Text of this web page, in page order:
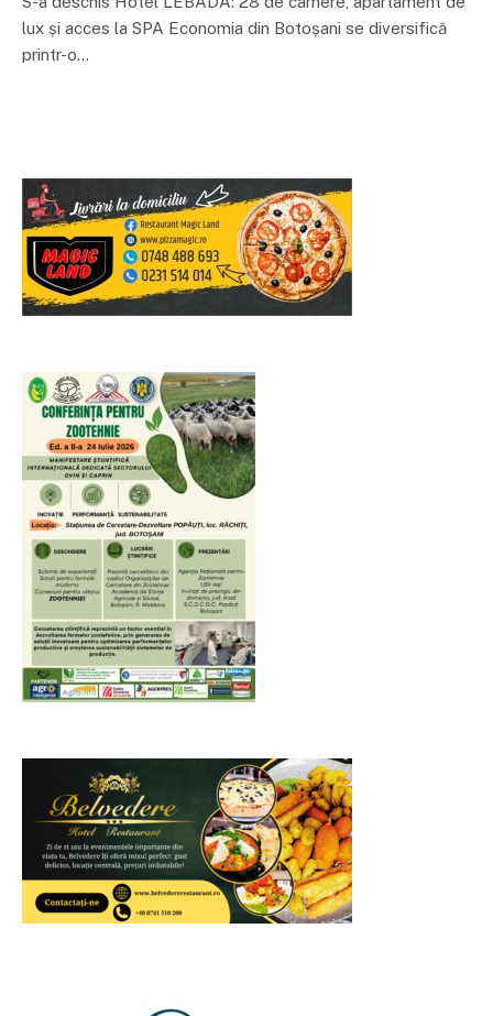
lux și acces la SPA Economia din Botoșani se diversifică
printr-o…